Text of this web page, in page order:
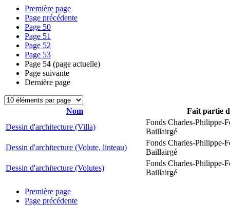
Première page
Page précédente
Page 50
Page 51
Page 52
Page 53
Page 54 (page actuelle)
Page suivante
Dernière page
Nom
Fait partie
Dessin d'architecture (Villa)
Fonds Charles-Philippe-
Baillairgé
Dessin d'architecture (Volute, linteau)
Fonds Charles-Philippe-
Baillairgé
Dessin d'architecture (Volutes)
Fonds Charles-Philippe-
Baillairgé
Première page
Page précédente